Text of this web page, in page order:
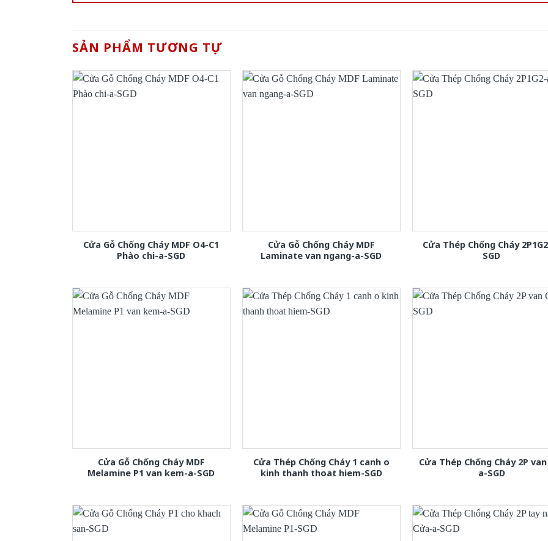
SẢN PHẨM TƯƠNG TỰ
Cửa Gỗ Chống Cháy MDF O4-C1
Phào chi-a-SGD
Cửa Gỗ Chống Cháy MDF
Laminate van ngang-a-SGD
Cửa Thép Chống Cháy
SGD
Cửa Gỗ Chống Cháy MDF
Melamine P1 van kem-a-SGD
Cửa Thép Chống Cháy 1 canh o
kinh thanh thoat hiem-SGD
Cửa Thép Chống Cháy 2P
a-SGD